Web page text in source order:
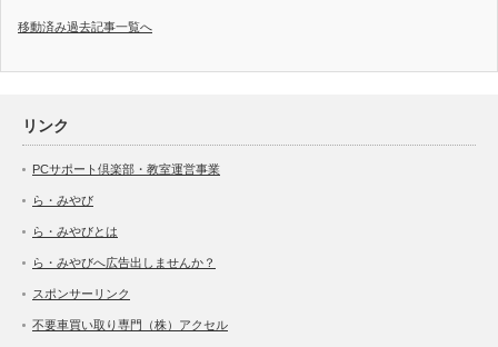
移動済み過去記事一覧へ
リンク
PCサポート倶楽部・教室運営事業
ら・みやび
ら・みやびとは
ら・みやびへ広告出しませんか？
スポンサーリンク
不要車買い取り専門（株）アクセル